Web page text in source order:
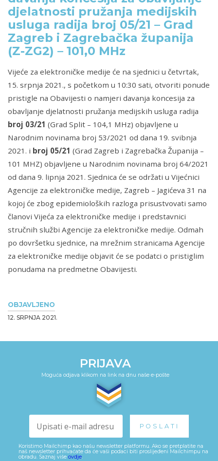
OBJAVLJENO
12. SRPNJA 2021.
djelatnosti pružanja medijskih
usluga radija broj 05/21 – Grad
Zagreb i Zagrebačka županija
(Z-ZG2) – 101,0 MHz
Vijeće za elektroničke medije će na sjednici u četvrtak,
15. srpnja 2021., s početkom u 10:30 sati, otvoriti ponude
pristigle na Obavijesti o namjeri davanja koncesija za
obavljanje djelatnosti pružanja medijskih usluga radija
broj 03/21 (Grad Split – 104,1 MHz) objavljene u
Narodnim novinama broj 53/2021 od dana 19. svibnja
2021. i broj 05/21 (Grad Zagreb i Zagrebačka Županija –
101 MHZ) objavljene u Narodnim novinama broj 64/2021
od dana 9. lipnja 2021. Sjednica će se održati u Vijećnici
Agencije za elektroničke medije, Zagreb – Jagićeva 31 na
kojoj će zbog epidemioloških razloga prisustvovati samo
članovi Vijeća za elektroničke medije i predstavnici
stručnih službi Agencije za elektroničke medije. Odmah
po dovršetku sjednice, na mrežnim stranicama Agencije
za elektroničke medije objavit će se podatci o pristiglim
ponudama na predmetne Obavijesti.
PRIJAVA
Moguća odjava klikom na link na dnu naše e-pošte
Koristimo Mailchimp kao našu newsletter platformu. Ako se pretplatite na
naš newsletter prihvaćate da će vaši podaci biti proslijeđeni Mailchimpu na
obradu. Saznaj više ovdje.